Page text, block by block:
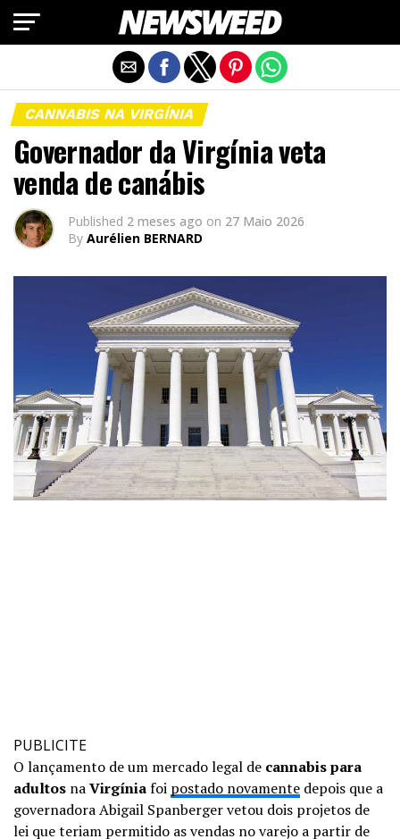
CANNABIS NA VIRGÍNIA
Governador da Virgínia veta
venda de canábis
Published 2 meses ago on 27 Maio 2026
By Aurélien BERNARD
PUBLICITE
O lançamento de um mercado legal de cannabis para
adultos naVirgíniafoi postado novamente depois que a
governadora Abigail Spanberger vetou dois projetos de
lei que teriam permitido as vendas no varejo a partir de
Exit mobile version